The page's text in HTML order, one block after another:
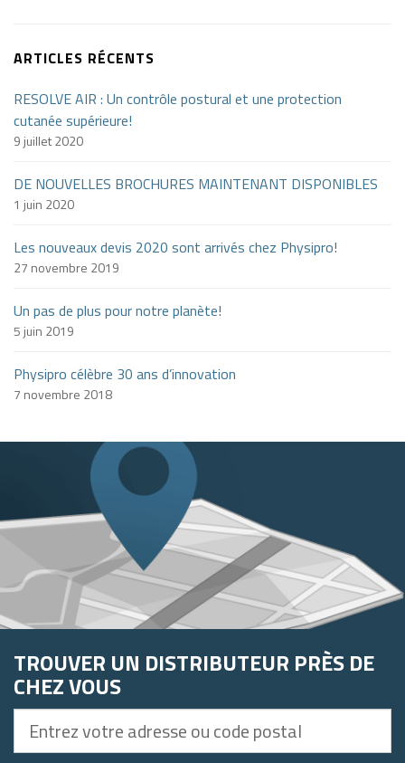
ARTICLES RÉCENTS
RESOLVE AIR : Un contrôle postural et une protection
cutanée supérieure!
9 juillet 2020
DE NOUVELLES BROCHURES MAINTENANT DISPONIBLES
1 juin 2020
Les nouveaux devis 2020 sont arrivés chez Physipro!
27 novembre 2019
Un pas de plus pour notre planète!
5 juin 2019
Physipro célèbre 30 ans d’innovation
7 novembre 2018
TROUVER UN DISTRIBUTEUR PRÈS DE
CHEZ VOUS
votre